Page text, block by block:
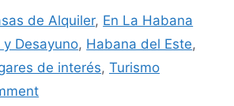
de Alquiler, En La Habana
Desayuno, Habana del Este,
de interés, Turismo